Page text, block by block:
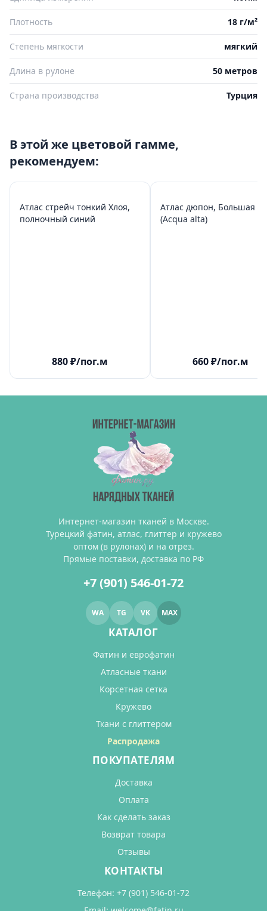
Плотность 18 г/м²
Степень мягкости мягкий
Длина в рулоне 50 метров
Страна производства Турция
В этой же цветовой гамме,
рекомендуем:
Атлас стрейч тонкий Хлоя,
полночный синий
880₽/пог.м
Атлас дюпон, Большая
(Acqua alta)
660₽/пог.м
Интернет-магазин тканей в Москве.
Турецкий фатин, атлас, глиттер и кружево
оптом (в рулонах) и на отрез.
Прямые поставки, доставка по РФ
+7 (901) 546-01-72
WA TG VK MAX
КАТАЛОГ
Фатин и еврофатин
Атласные ткани
Корсетная сетка
Кружево
Ткани с глиттером
Распродажа
ПОКУПАТЕЛЯМ
Доставка
Оплата
Как сделать заказ
Возврат товара
Отзывы
КОНТАКТЫ
Телефон: +7 (901) 546-01-72